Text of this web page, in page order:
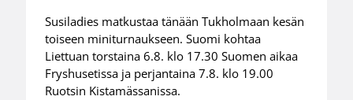
Susiladies matkustaa tänään Tukholmaan kesän
toiseen miniturnaukseen. Suomi kohtaa
Liettuan torstaina 6.8. klo 17.30 Suomen aikaa
Fryshusetissa ja perjantaina 7.8. klo 19.00
Ruotsin Kistamässanissa.